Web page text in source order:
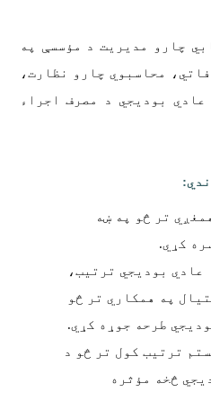
چارو مدیریت د مؤسسې په
محاسبوي چارو نظارت،
بوديجي د مصرف اجراء
تر څو په ښه
کړي.
بوديجي ترتیب،
په همکاري تر څو
طرحه جوړه کړي.
ترتیب کول تر څو د
څخه مؤثره